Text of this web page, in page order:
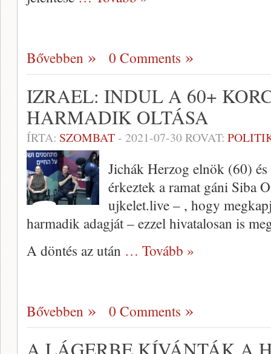
Bővebben 0 Comments
IZRAEL: INDUL A 60+
HARMADIK OLTÁSA
ÍRTA: SZOMBAT- 2021-07-30ROVAT:
Jichák Herzog elnök (60)
érkeztek a ramat gáni Siba
ujkelet.live – , hogy
harmadik adagját – ezzel hivatalosan is
A döntés az után … Tovább »
Bővebben 0 Comments